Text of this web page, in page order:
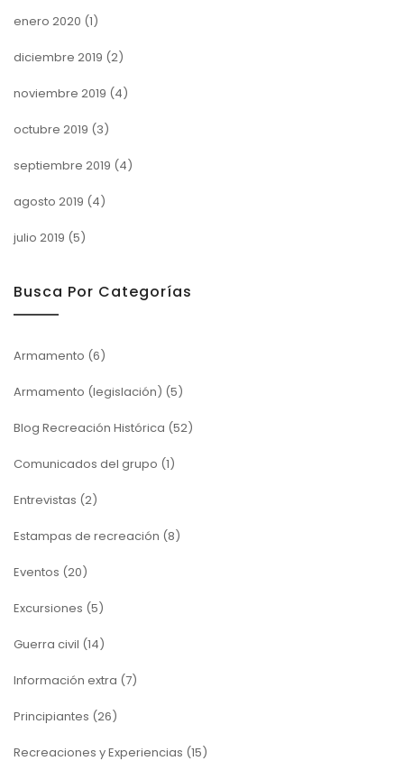
enero 2020 (1)
diciembre 2019 (2)
noviembre 2019 (4)
octubre 2019 (3)
septiembre 2019 (4)
agosto 2019 (4)
julio 2019 (5)
Busca Por Categorías
Armamento (6)
Armamento (legislación) (5)
Blog Recreación Histórica (52)
Comunicados del grupo (1)
Entrevistas (2)
Estampas de recreación (8)
Eventos (20)
Excursiones (5)
Guerra civil (14)
Información extra (7)
Principiantes (26)
Recreaciones y Experiencias (15)